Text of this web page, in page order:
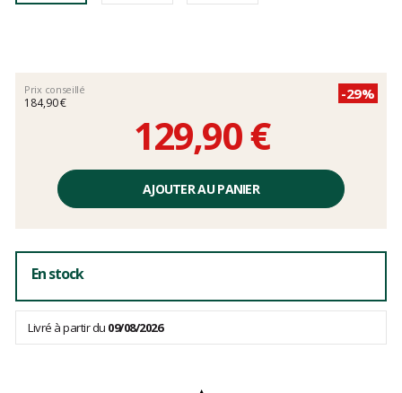
Prix conseillé
184,90 €
-29%
129,90 €
unitaire,
AJOUTER AU PANIER
En stock
Livré à partir du 09/08/2026